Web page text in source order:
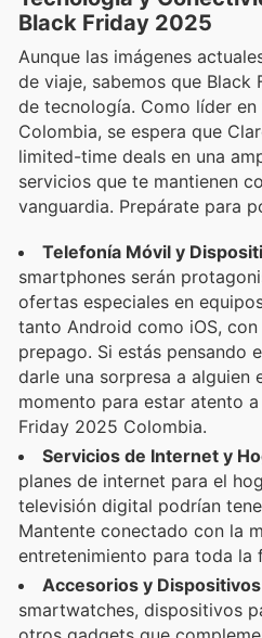
Black Friday 2025
Aunque las imágenes
de viaje, sabemos que Black
de tecnología. Como líder
Colombia, se espera que
limited-time deals en una
servicios que te mantienen
vanguardia. Prepárate para
Telefonía Móvil y
smartphones serán
ofertas especiales en
tanto Android como iOS,
prepago. Si estás pensando
darle una sorpresa a alguien
momento para estar atento
Friday 2025 Colombia.
Servicios de Internet y
planes de internet para el
televisión digital podrían
Mantente conectado con la
entretenimiento para toda la
Accesorios y
smartwatches, dispositivos